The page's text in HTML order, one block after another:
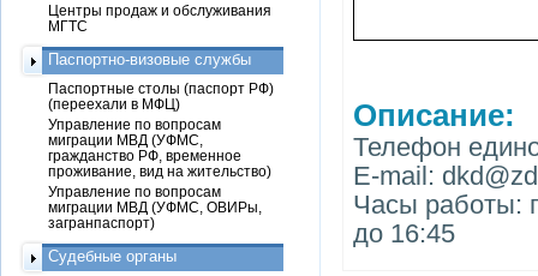
Описание:
Телефон
E-mail:
Часы работы:
до 16:45
Центры продаж и обслуживания
МГТС
Паспортно-визовые службы
Паспортные столы (паспорт РФ)
(переехали в МФЦ)
Управление по вопросам
миграции МВД (УФМС,
гражданство РФ, временное
проживание, вид на жительство)
Управление по вопросам
миграции МВД (УФМС, ОВИРы,
загранпаспорт)
Судебные органы